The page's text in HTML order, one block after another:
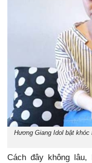
Hương Giang Idol bật
Cách đây không